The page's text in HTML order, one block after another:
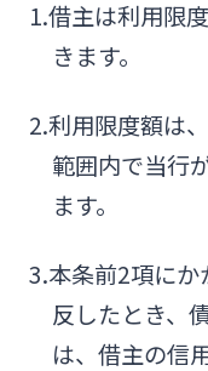
1.借主は利用限
きます。
2.利用限度額は
範囲内で当行
ます。
3.本条前2項に
反したとき、
は、借主の信